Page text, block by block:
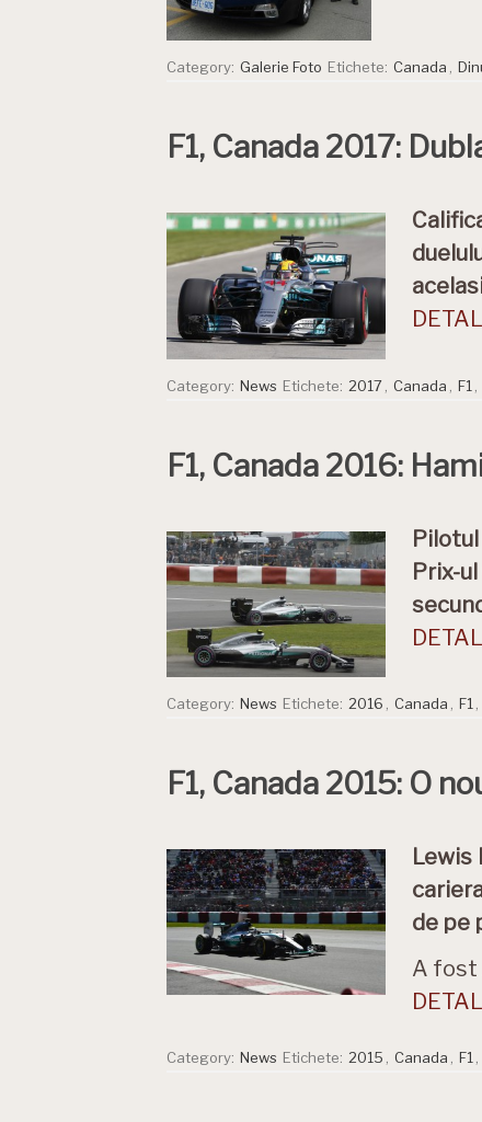
Category: Galerie Foto Etichete: Canada ,
F1, Canada 2017:
Category: News Etichete: 2017 Canada F1
F1, Canada 2016:
Prix-
Category: News Etichete: 2016 Canada F1
F1, Canada 2015: O
Lewis
de pe
A fost
Category: News Etichete: 2015 Canada F1